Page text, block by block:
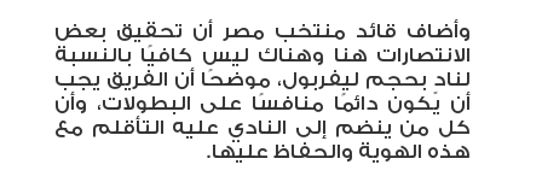
وأضاف قائد منتخب مصر أن تحقيق بعض
الانتصارات هنا وهناك ليس كافيًا بالنسبة
لنادٍ بحجم ليفربول، موضحًا أن الفريق يجب
أن يكون دائمًا منافسًا على البطولات، وأن
كل من ينضم إلى النادي عليه التأقلم مع
هذه الهوية والحفاظ عليها.